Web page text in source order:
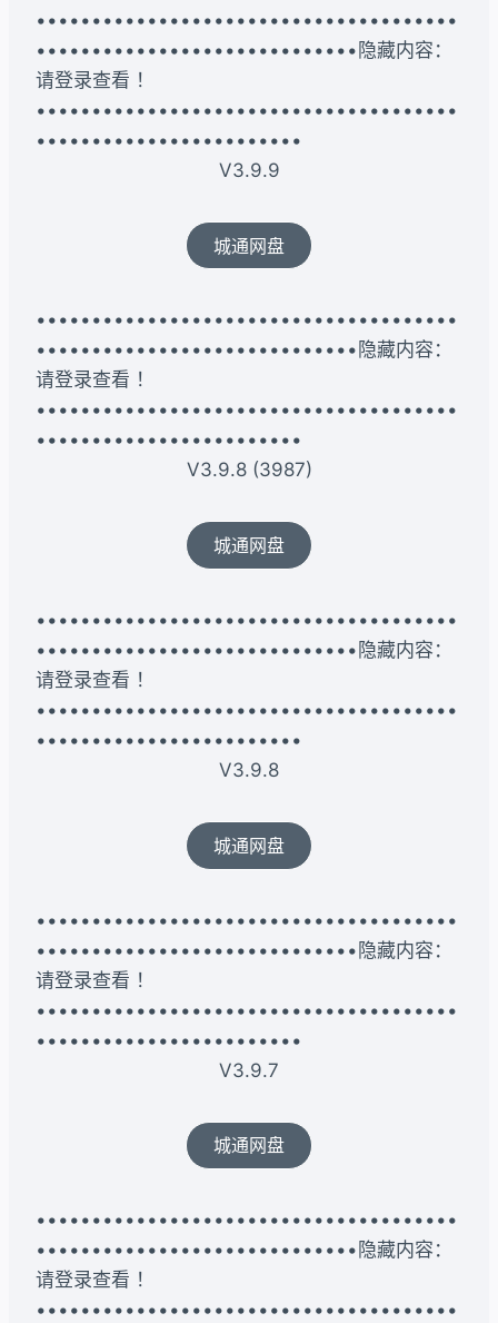
••••••••••••••••••••••••••••••••••••••
•••••••••••••••••••••••••••••隐藏内容：
请登录查看 ！
••••••••••••••••••••••••••••••••••••••
••••••••••••••••••••••••
V3.9.9
城通网盘
••••••••••••••••••••••••••••••••••••••
•••••••••••••••••••••••••••••隐藏内容：
请登录查看 ！
••••••••••••••••••••••••••••••••••••••
••••••••••••••••••••••••
V3.9.8 (3987)
城通网盘
••••••••••••••••••••••••••••••••••••••
•••••••••••••••••••••••••••••隐藏内容：
请登录查看 ！
••••••••••••••••••••••••••••••••••••••
••••••••••••••••••••••••
V3.9.8
城通网盘
••••••••••••••••••••••••••••••••••••••
•••••••••••••••••••••••••••••隐藏内容：
请登录查看 ！
••••••••••••••••••••••••••••••••••••••
••••••••••••••••••••••••
V3.9.7
城通网盘
••••••••••••••••••••••••••••••••••••••
•••••••••••••••••••••••••••••隐藏内容：
请登录查看 ！
••••••••••••••••••••••••••••••••••••••